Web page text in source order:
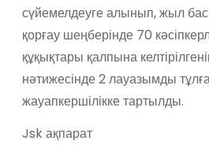
сүйемелдеуге алынып, жыл
қорғау шеңберінде 70
құқықтары қалпына
нәтижесінде 2 лауазымды
жауапкершілікке тартылды.
Jsk ақпарат